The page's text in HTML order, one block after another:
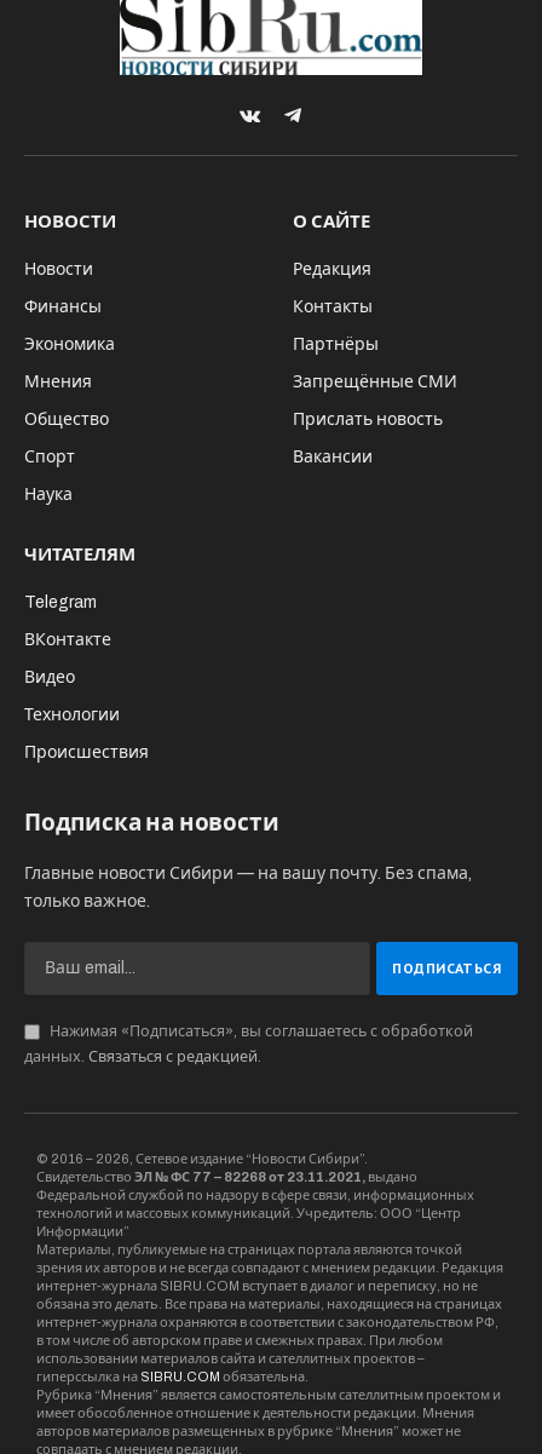
VKontakteTelegram
НОВОСТИ
Новости
Финансы
Экономика
Мнения
Общество
Спорт
Наука
О САЙТЕ
Редакция
Контакты
Партнёры
Запрещённые СМИ
Прислать новость
Вакансии
ЧИТАТЕЛЯМ
Telegram
ВКонтакте
Видео
Технологии
Происшествия
Подписка на новости
Главные новости Сибири — на вашу почту. Без спама,
только важное.
Нажимая «Подписаться», вы соглашаетесь с обработкой
данных. Связаться с редакцией.
© 2016 – 2026, Сетевое издание “Новости Сибири”.
Свидетельство ЭЛ № ФС 77 – 82268 от 23.11.2021, выдано
Федеральной службой по надзору в сфере связи, информационных
технологий и массовых коммуникаций. Учредитель: ООО “Центр
Информации”
Материалы, публикуемые на страницах портала являются точкой
зрения их авторов и не всегда совпадают с мнением редакции. Редакция
интернет-журнала SIBRU.COM вступает в диалог и переписку, но не
обязана это делать. Все права на материалы, находящиеся на страницах
интернет-журнала охраняются в соответствии с законодательством РФ,
в том числе об авторском праве и смежных правах. При любом
использовании материалов сайта и сателлитных проектов –
гиперссылка на SIBRU.COM обязательна.
Рубрика “Мнения” является самостоятельным сателлитным проектом и
имеет обособленное отношение к деятельности редакции. Мнения
авторов материалов размещенных в рубрике “Мнения” может не
совпадать с мнением редакции.